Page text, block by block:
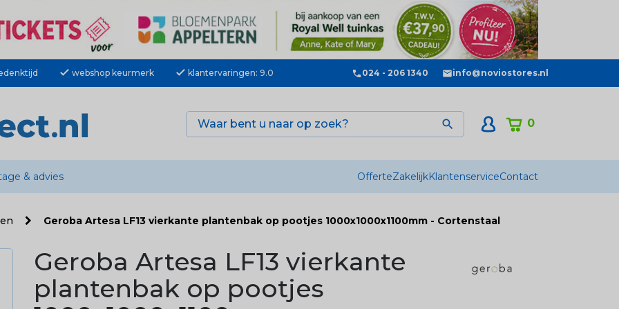
check webshop keurmerk check klantervaringen: 9.0 024 - 206 1340 info@noviostores.nl
0

& advies OfferteZakelijkKlantenserviceContact
Geroba Artesa LF13 vierkante plantenbak op pootjes 1000x1000x1100mm - Cortenstaal
Geroba Artesa LF13 vierkante
plantenbak op pootjes